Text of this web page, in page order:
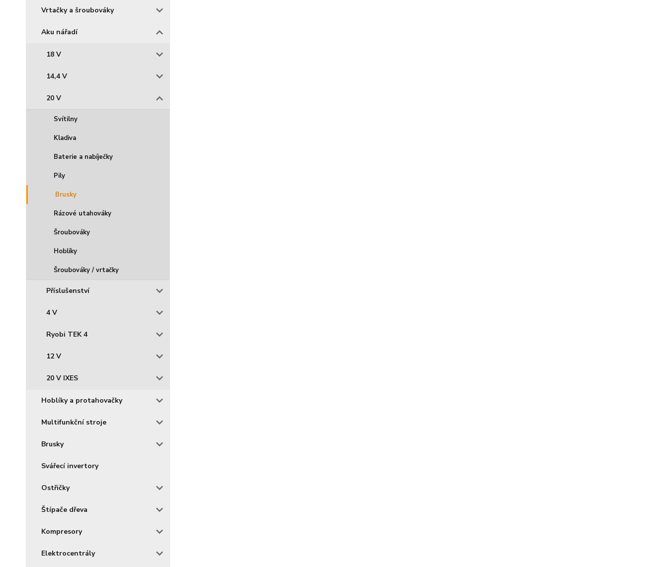
Vrtačky a šroubováky
Aku nářadí
18 V
14,4 V
20 V
Svítilny
Kladiva
Baterie a nabíječky
Pily
Brusky
Rázové utahováky
Šroubováky
Hoblíky
Šroubováky / vrtačky
Příslušenství
4 V
Ryobi TEK 4
12 V
20 V IXES
Hoblíky a protahovačky
Multifunkční stroje
Brusky
Svářecí invertory
Ostřičky
Štípače dřeva
Kompresory
Elektrocentrály